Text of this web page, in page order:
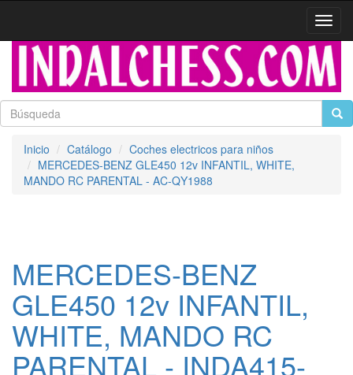
Inicio Catálogo
Coches electricos para niños
MERCEDES-BENZ GLE450 12v INFANTIL, WHITE,
MANDO RC PARENTAL - AC-QY1988
MERCEDES-BENZ
GLE450 12v INFANTIL,
WHITE, MANDO RC
PARENTAL - INDA415-